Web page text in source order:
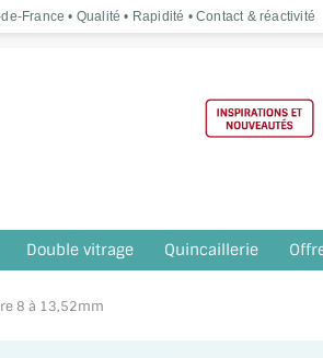
France • Qualité • Rapidité • Contact & réactivité
Double vitrage Quincaillerie
8 à 13,52mm